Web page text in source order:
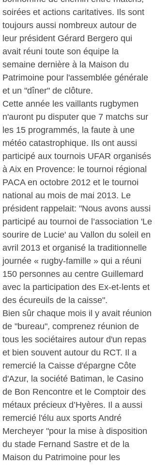
soirées et actions caritatives. Ils sont
toujours aussi nombreux autour de
leur président Gérard Bergero qui
avait réuni toute son équipe la
semaine dernière à la Maison du
Patrimoine pour l'assemblée générale
et un "dîner" de clôture.
Cette année les vaillants rugbymen
n'auront pu disputer que 7 matchs sur
les 15 programmés, la faute à une
météo catastrophique. Ils ont aussi
participé aux tournois UFAR organisés
à Aix en Provence: le tournoi régional
PACA en octobre 2012 et le tournoi
national au mois de mai 2013. Le
président rappelait: "Nous avons aussi
participé au tournoi de l’association 'Le
sourire de Lucie' au Vallon du soleil en
avril 2013 et organisé la traditionnelle
journée « rugby-famille » qui a réuni
150 personnes au centre Guillemard
avec la participation des Ex-et-lents et
des écureuils de la caisse".
Bien sûr chaque mois il y avait réunion
de "bureau", comprenez réunion de
tous les sociétaires autour d'un repas
et bien souvent autour du RCT. Il a
remercié la Caisse d'épargne Côte
d'Azur, la société Batiman, le Casino
de Bon Rencontre et le Comptoir des
métaux précieux d’Hyères. Il a aussi
remercié l'élu aux sports André
Mercheyer "pour la mise à disposition
du stade Fernand Sastre et de la
Maison du Patrimoine pour les